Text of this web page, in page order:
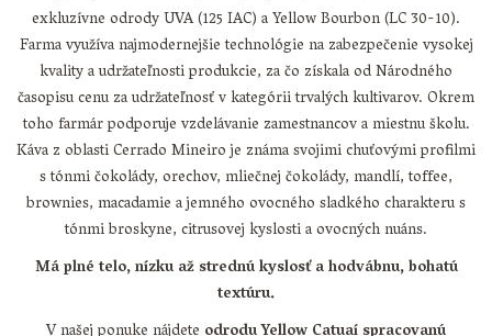
exkluzívne odrody UVA (125 IAC) a Yellow Bourbon (LC 30-10).
Farma využíva najmodernejšie technológie na zabezpečenie vysokej
kvality a udržateľnosti produkcie, za čo získala od Národného
časopisu cenu za udržateľnosť v kategórii trvalých kultivarov. Okrem
toho farmár podporuje vzdelávanie zamestnancov a miestnu školu.
Káva z oblasti Cerrado Mineiro je známa svojimi chuťovými profilmi
s tónmi čokolády, orechov, mliečnej čokolády, mandlí, toffee,
brownies, macadamie a jemného ovocného sladkého charakteru s
tónmi broskyne, citrusovej kyslosti a ovocných nuáns.
Má plné telo, nízku až strednú kyslosť a hodvábnu, bohatú
textúru.